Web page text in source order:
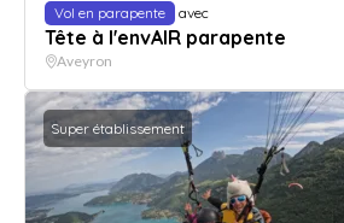
Vol en parapente avec
Tête à l'envAIR parapente
Aveyron
Super établissement